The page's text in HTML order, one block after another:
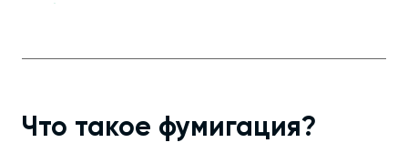
Что такое фумигация?